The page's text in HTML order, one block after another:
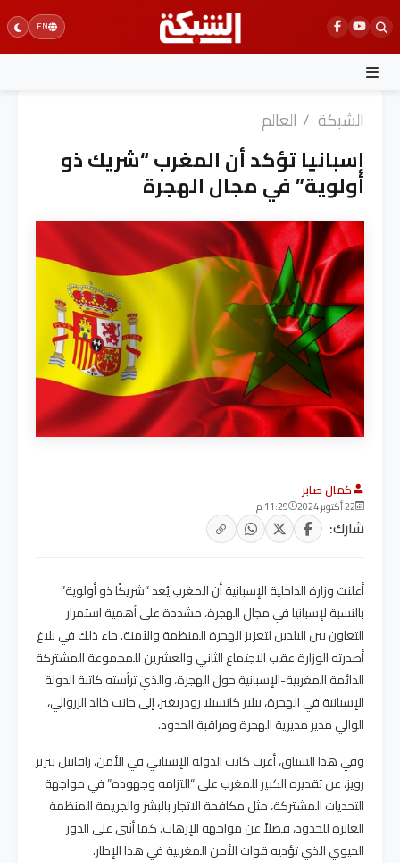
Skip
to
content
EN
الشبكة / العالم
إسبانيا تؤكد أن المغرب “شريك ذو
أولوية” في مجال الهجرة
كمال صابر
22 أكتوبر 2024 11:29 م
شارك:
أعلنت وزارة الداخلية الإسبانية أن المغرب يُعد “شريكًا ذو أولوية”
بالنسبة لإسبانيا في مجال الهجرة، مشددة على أهمية استمرار
التعاون بين البلدين لتعزيز الهجرة المنظمة والآمنة. جاء ذلك في بلاغ
أصدرته الوزارة عقب الاجتماع الثاني والعشرين للمجموعة المشتركة
الدائمة المغربية-الإسبانية حول الهجرة، والذي ترأسته كاتبة الدولة
الإسبانية في الهجرة، بيلار كانسيلا رودريغيز، إلى جانب خالد الزروالي،
الوالي مدير مديرية الهجرة ومراقبة الحدود.
وفي هذا السياق، أعرب كاتب الدولة الإسباني في الأمن، رافاييل بيريز
رويز، عن تقديره الكبير للمغرب على “التزامه وجهوده” في مواجهة
التحديات المشتركة، مثل مكافحة الاتجار بالبشر والجريمة المنظمة
العابرة للحدود، فضلاً عن مواجهة الإرهاب. كما أثنى على الدور
الحيوي الذي تؤديه قوات الأمن المغربية في هذا الإطار.